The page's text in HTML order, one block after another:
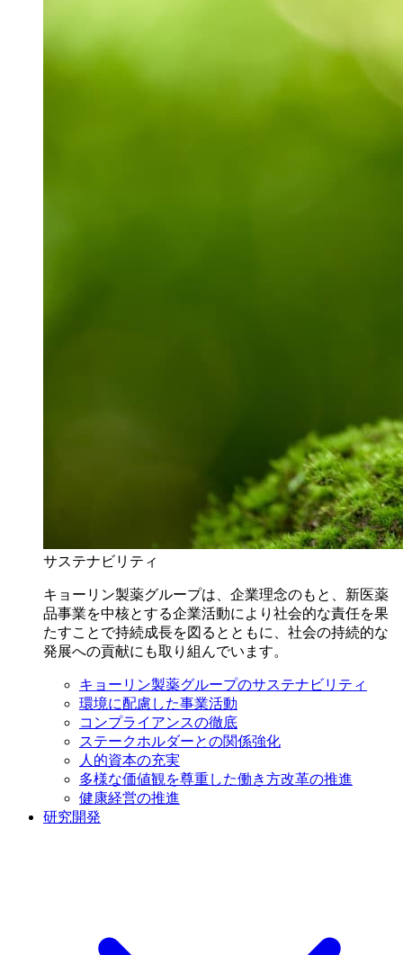
サステナビリティ
キョーリン製薬グループは、企業理念のもと、新医薬
品事業を中核とする企業活動により社会的な責任を果
たすことで持続成長を図るとともに、社会の持続的な
発展への貢献にも取り組んでいます。
キョーリン製薬グループのサステナビリティ
環境に配慮した事業活動
コンプライアンスの徹底
ステークホルダーとの関係強化
人的資本の充実
多様な価値観を尊重した働き方改革の推進
健康経営の推進
研究開発